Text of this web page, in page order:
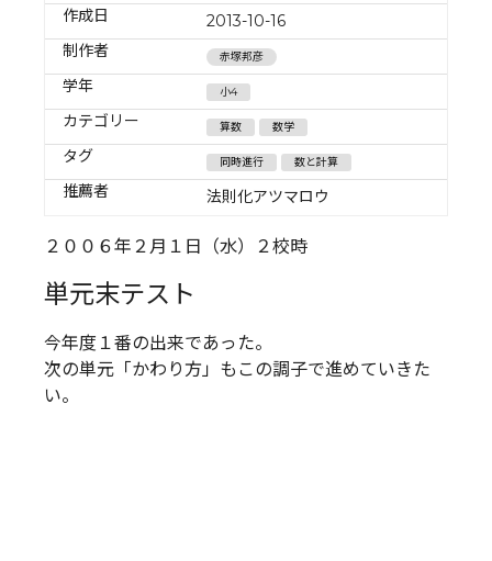
作成日
2013-10-16
制作者
赤塚邦彦
学年 小4
カテゴリー 算数 数学
タグ 同時進行 数と計算
推薦者 法則化アツマロウ
２００６年２月１日（水）２校時
単元末テスト
今年度１番の出来であった。
次の単元「かわり方」もこの調子で進めていきた
い。